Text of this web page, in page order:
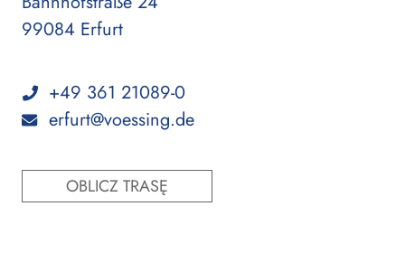
99084 Erfurt
+49 361 21089-0
erfurt@voessing.de
OBLICZ TRASĘ